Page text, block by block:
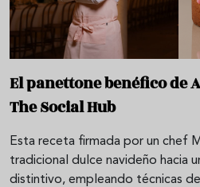
El panettone benéfico de
The Social Hub
Esta receta firmada por un chef
tradicional dulce navideño hacia
distintivo, empleando técnicas